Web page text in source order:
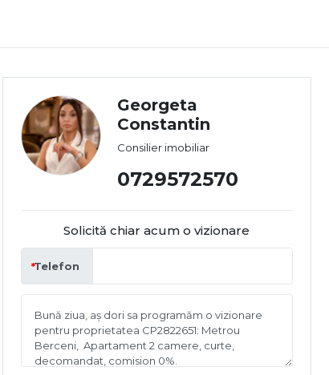
Georgeta
Constantin
Consilier imobiliar
0729572570
Solicită chiar acum o vizionare
Telefon